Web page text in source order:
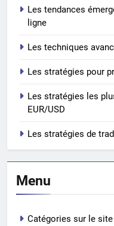
Les tendances
ligne
Les techniques
Les stratégies pour
Les stratégies les
EUR/USD
Les stratégies de
Menu
Catégories sur le site